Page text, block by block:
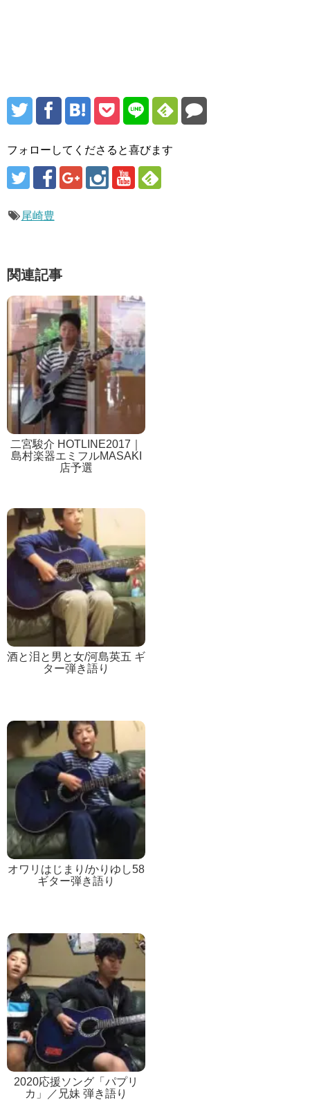
フォローしてくださると喜びます
尾崎豊
関連記事
二宮駿介 HOTLINE2017｜
島村楽器エミフルMASAKI
店予選
酒と泪と男と女/河島英五 ギ
ター弾き語り
オワリはじまり/かりゆし58
ギター弾き語り
2020応援ソング「パプリ
カ」／兄妹 弾き語り